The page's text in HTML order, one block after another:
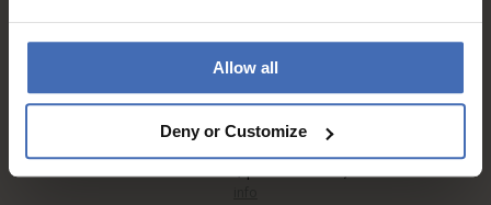
Allow all
Deny or Customize